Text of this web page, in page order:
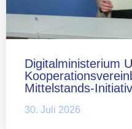
Digitalministerium
Mittelstands-
30. Juli 2026